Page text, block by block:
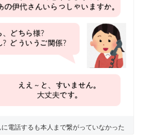
電話するも本人まで繋がっていなかった